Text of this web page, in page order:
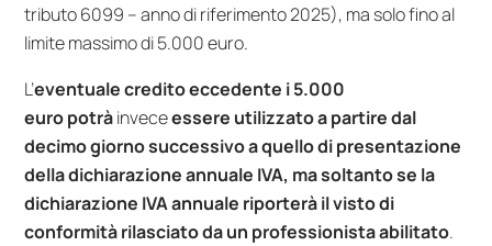
tributo 6099 – anno di riferimento 2025), ma solo fino al
limite massimo di 5.000 euro.
L’eventuale credito eccedente i 5.000
europotràinveceessere utilizzato a partire dal
decimo giorno successivo a quello di presentazione
della dichiarazione annuale IVA, ma soltanto se la
dichiarazione IVA annuale riporterà il visto di
conformità rilasciato da un professionista abilitato.